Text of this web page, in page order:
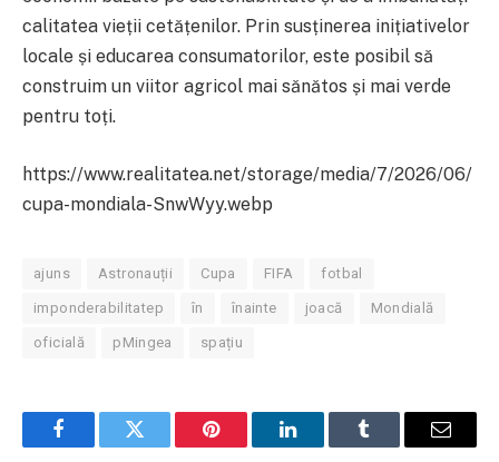
calitatea vieții cetățenilor. Prin susținerea inițiativelor
locale și educarea consumatorilor, este posibil să
construim un viitor agricol mai sănătos și mai verde
pentru toți.
https://www.realitatea.net/storage/media/7/2026/06/
cupa-mondiala-SnwWyy.webp
ajuns Astronauții Cupa FIFA fotbal
imponderabilitatep în înainte joacă Mondială
oficială pMingea spațiu
FacebookTwitter Pinterest LinkedInTumblr Email